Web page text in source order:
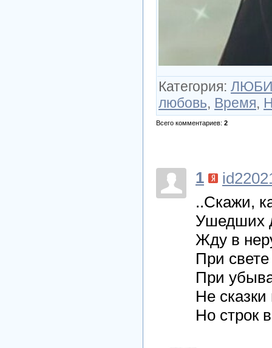
Категория:
любовь, Время,
Всего комментариев: 2
1
..Скажи,
Ушедших
Жду в
При свете
При
Не сказки
Но строк